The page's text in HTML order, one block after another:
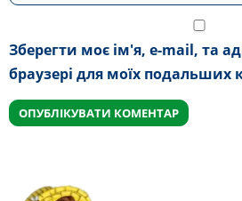
Зберегти моє ім'я, e-mail, та
браузері для моїх подальших